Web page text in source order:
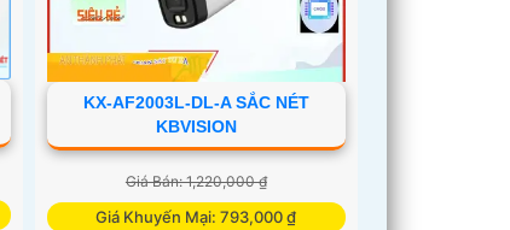
KX-AF2003L-DL-A SẮC NÉT
KBVISION
Giá Bán: 1,220,000 ₫
Giá Khuyến Mại: 793,000 ₫